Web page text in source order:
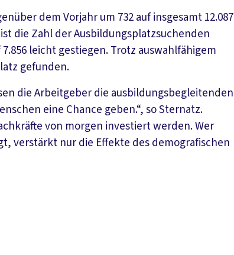
dem Vorjahr um 732 auf insgesamt 12.087
die Zahl der Ausbildungsplatzsuchenden
leicht gestiegen. Trotz auswahlfähigem
gefunden.
die Arbeitgeber die ausbildungsbegleitenden
eine Chance geben.“, so Sternatz.
von morgen investiert werden. Wer
verstärkt nur die Effekte des demografischen